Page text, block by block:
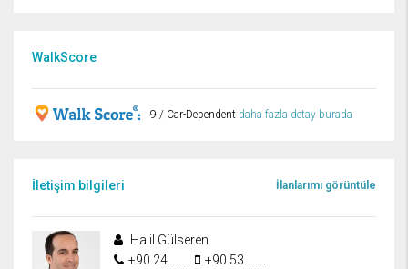
WalkScore
9 / Car-Dependent daha fazla detay burada
İletişim bilgileri İlanlarımı görüntüle
Halil Gülseren
+90 24........
+90 53........